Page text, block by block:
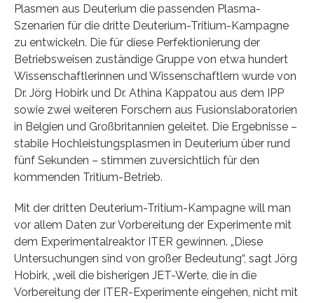
Plasmen aus Deuterium die passenden Plasma-
Szenarien für die dritte Deuterium-Tritium-Kampagne
zu entwickeln. Die für diese Perfektionierung der
Betriebsweisen zuständige Gruppe von etwa hundert
Wissenschaftlerinnen und Wissenschaftlern wurde von
Dr. Jörg Hobirk und Dr. Athina Kappatou aus dem IPP
sowie zwei weiteren Forschern aus Fusionslaboratorien
in Belgien und Großbritannien geleitet. Die Ergebnisse –
stabile Hochleistungsplasmen in Deuterium über rund
fünf Sekunden – stimmen zuversichtlich für den
kommenden Tritium-Betrieb.
Mit der dritten Deuterium-Tritium-Kampagne will man
vor allem Daten zur Vorbereitung der Experimente mit
dem Experimentalreaktor ITER gewinnen. „Diese
Untersuchungen sind von großer Bedeutung“, sagt Jörg
Hobirk, „weil die bisherigen JET-Werte, die in die
Vorbereitung der ITER-Experimente eingehen, nicht mit